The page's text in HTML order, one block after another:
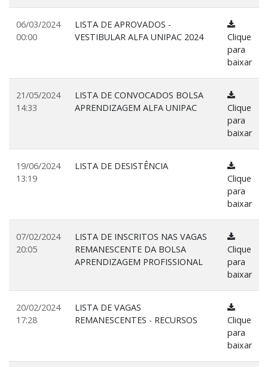
06/03/2024
00:00
LISTA DE APROVADOS -
VESTIBULAR ALFA UNIPAC 2024
Clique
para
baixar
21/05/2024
14:33
LISTA DE CONVOCADOS BOLSA
APRENDIZAGEM ALFA UNIPAC
Clique
para
baixar
19/06/2024
13:19
LISTA DE DESISTÊNCIA
Clique
para
baixar
07/02/2024
20:05
LISTA DE INSCRITOS NAS VAGAS
REMANESCENTE DA BOLSA
APRENDIZAGEM PROFISSIONAL
Clique
para
baixar
20/02/2024
17:28
LISTA DE VAGAS
REMANESCENTES - RECURSOS
Clique
para
baixar